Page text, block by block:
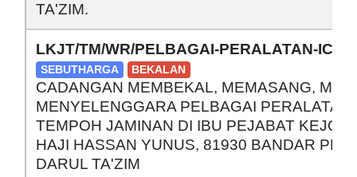
TA'ZIM.
LKJT/TM/WR/PELBAGAI-PERALATAN-ICT/
SEBUTHARGA BEKALAN
CADANGAN MEMBEKAL, MEMASANG,
MENYELENGGARA PELBAGAI PERALATAN
TEMPOH JAMINAN DI IBU PEJABAT
HAJI HASSAN YUNUS, 81930 BANDAR
DARUL TA'ZIM